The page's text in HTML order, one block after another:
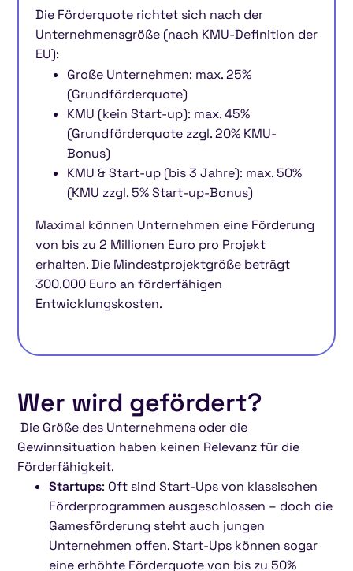
Die Förderquote richtet sich nach der
Unternehmensgröße (nach KMU-Definition der
EU):
Große Unternehmen: max. 25%
(Grundförderquote)
KMU (kein Start-up): max. 45%
(Grundförderquote zzgl. 20% KMU-
Bonus)
KMU & Start-up (bis 3 Jahre): max. 50%
(KMU zzgl. 5% Start-up-Bonus)
Maximal können Unternehmen eine Förderung
von bis zu 2 Millionen Euro pro Projekt
erhalten. Die Mindestprojektgröße beträgt
300.000 Euro an förderfähigen
Entwicklungskosten.
Wer wird gefördert?
Die Größe des Unternehmens oder die
Gewinnsituation haben keinen Relevanz für die
Förderfähigkeit.
Startups: Oft sind Start-Ups von klassischen
Förderprogrammen ausgeschlossen – doch die
Gamesförderung steht auch jungen
Unternehmen offen. Start-Ups können sogar
eine erhöhte Förderquote von bis zu 50%